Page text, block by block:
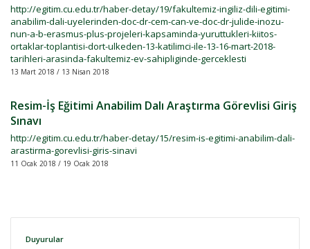
http://egitim.cu.edu.tr/haber-detay/19/fakultemiz-ingiliz-dili-egitimi-
anabilim-dali-uyelerinden-doc-dr-cem-can-ve-doc-dr-julide-inozu-
nun-a-b-erasmus-plus-projeleri-kapsaminda-yuruttukleri-kiitos-
ortaklar-toplantisi-dort-ulkeden-13-katilimci-ile-13-16-mart-2018-
tarihleri-arasinda-fakultemiz-ev-sahipliginde-gerceklesti
13 Mart 2018 / 13 Nisan 2018
Resim-İş Eğitimi Anabilim Dalı Araştırma Görevlisi Giriş
Sınavı
http://egitim.cu.edu.tr/haber-detay/15/resim-is-egitimi-anabilim-dali-
arastirma-gorevlisi-giris-sinavi
11 Ocak 2018 / 19 Ocak 2018
Duyurular